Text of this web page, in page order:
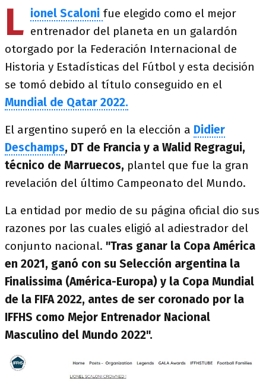
L ionel Scaloni fue elegido como el mejor
entrenador del planeta en un galardón
otorgado por la Federación Internacional de
Historia y Estadísticas del Fútbol y esta decisión
se tomó debido al título conseguido en el
Mundial de Qatar 2022.
El argentino superó en la elección a Didier
Deschamps, DT de Francia y a Walid Regragui,
técnico de Marruecos, plantel que fue la gran
revelación del último Campeonato del Mundo.
La entidad por medio de su página oficial dio sus
razones por las cuales eligió al adiestrador del
conjunto nacional. "Tras ganar la Copa América
en 2021, ganó con su Selección argentina la
Finalissima (América-Europa) y la Copa Mundial
de la FIFA 2022, antes de ser coronado por la
IFFHS como Mejor Entrenador Nacional
Masculino del Mundo 2022".